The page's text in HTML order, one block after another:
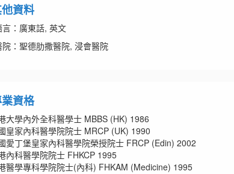
資料
言：廣東話, 英文
：聖德肋撒醫院, 浸會醫院
資格
大學內外全科醫學士 MBBS (HK) 1986
皇家內科醫學院院士 MRCP (UK) 1990
愛丁堡皇家內科醫學院榮授院士 FRCP (Edin) 2002
內科醫學院院士 FHKCP 1995
醫學專科學院院士(內科) FHKAM (Medicine) 1995